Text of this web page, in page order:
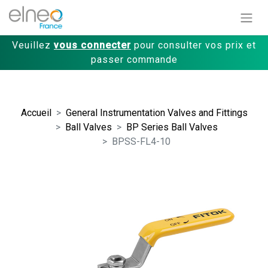
Veuillez vous connecter pour consulter vos prix et
passer commande
Accueil
General Instrumentation Valves and Fittings
Ball Valves
BP Series Ball Valves
BPSS-FL4-10